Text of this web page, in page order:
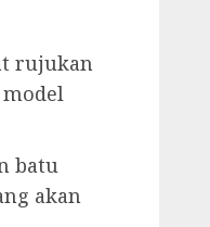
rujukan
batu
akan